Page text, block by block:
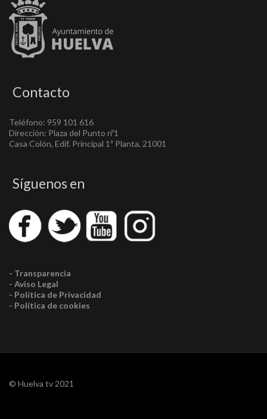
Contacto
Teléfono: 959 101 616
Dirección: Plaza del Punto nº1
Casa Colón, Edif. Principal 1ª Planta, 21001
Síguenos en
- Transparencia
- Aviso Legal
- Política de Privacidad
- Política de cookies
© Huelva tv 2021